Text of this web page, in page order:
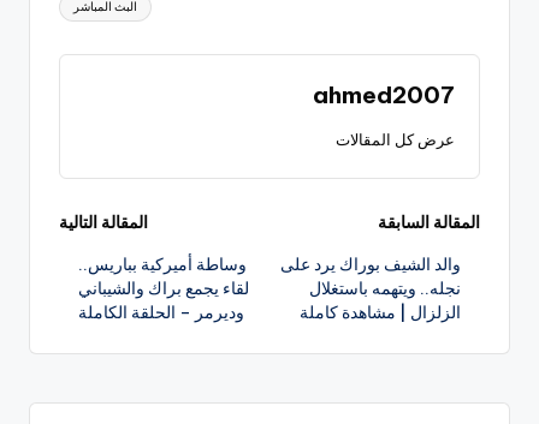
البث المباشر
ahmed2007
عرض كل المقالات
تصفّح
المقالات
المقالة السابقة
والد الشيف بوراك يرد على
نجله.. ويتهمه باستغلال
الزلزال | مشاهدة كاملة
المقالة التالية
وساطة أميركية بباريس..
لقاء يجمع براك والشيباني
وديرمر – الحلقة الكاملة